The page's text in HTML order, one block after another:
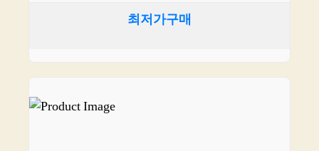
최저가구매